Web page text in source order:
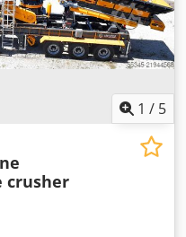
1 / 5
crusher